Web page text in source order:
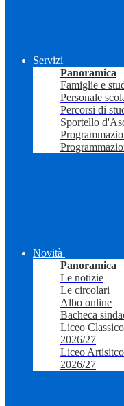
Servizi
Panoramica
Famiglie e
Personale
Percorsi di
Sportello
Novità
Panoramica
Le notizie
Le circolari
Albo online
Bacheca
Liceo
2026/27
Liceo
2026/27